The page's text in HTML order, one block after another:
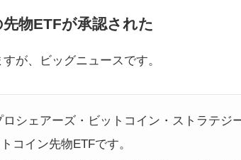
物ETFが承認された
が、ビッグニュースです。
ロシェアーズ・ビットコイン・ストラテジ
コイン先物ETFです。